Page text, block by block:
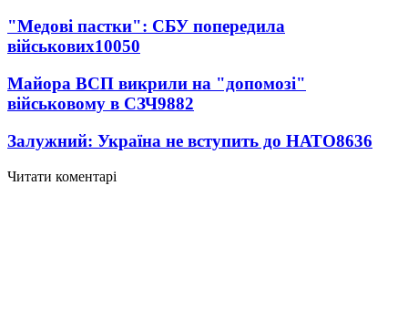
"Медові пастки": СБУ попередила
військових10050
Майора ВСП викрили на "допомозі"
військовому в СЗЧ9882
Залужний: Україна не вступить до НАТО8636
Читати коментарі